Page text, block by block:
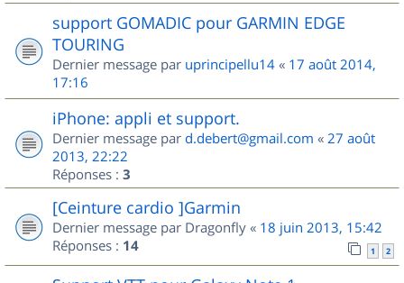
support GOMADIC pour GARMIN EDGE
TOURING
Dernier message par uprincipellu14 « 17 août 2014,
17:16
iPhone: appli et support.
Dernier message par d.debert@gmail.com « 27 août
2013, 22:22
Réponses : 3
[Ceinture cardio ]Garmin
Dernier message par Dragonfly « 18 juin 2013, 15:42
Réponses : 14 1 2